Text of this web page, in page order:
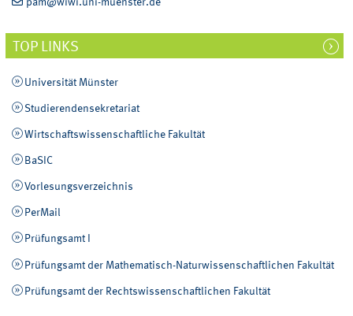
pam@wiwi.uni-muenster.de
TOP LINKS
Universität Münster
Studierendensekretariat
Wirtschaftswissenschaftliche Fakultät
BaSIC
Vorlesungsverzeichnis
PerMail
Prüfungsamt I
Prüfungsamt der Mathematisch-Naturwissenschaftlichen Fakultät
Prüfungsamt der Rechtswissenschaftlichen Fakultät